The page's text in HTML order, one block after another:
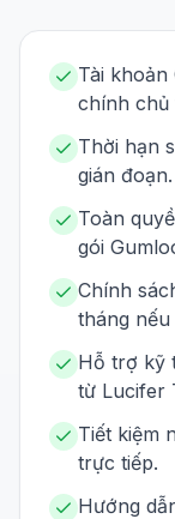
Tài khoản
chính chủ
Thời hạn
gián đoạn.
Toàn
gói
Chính
tháng
Hỗ trợ kỹ
từ Lucifer
Tiết kiệm
trực tiếp.
Hướng